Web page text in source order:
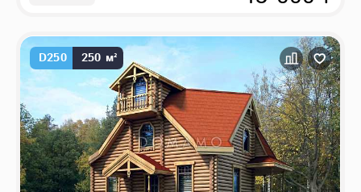
D250 250 м²